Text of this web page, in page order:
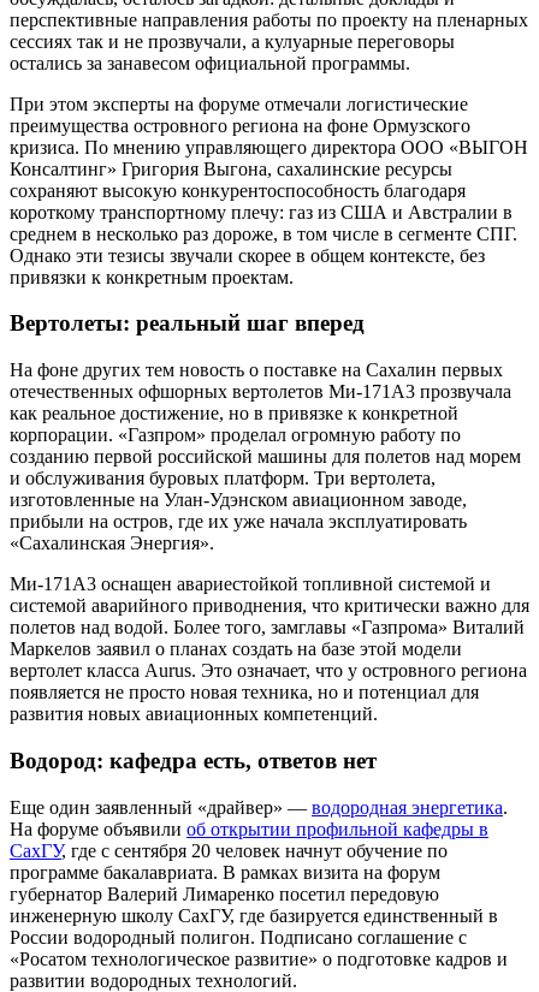
перспективные направления работы по проекту на пленарных
сессиях так и не прозвучали, а кулуарные переговоры
остались за занавесом официальной программы.
При этом эксперты на форуме отмечали логистические
преимущества островного региона на фоне Ормузского
кризиса. По мнению управляющего директора ООО «ВЫГОН
Консалтинг» Григория Выгона, сахалинские ресурсы
сохраняют высокую конкурентоспособность благодаря
короткому транспортному плечу: газ из США и Австралии в
среднем в несколько раз дороже, в том числе в сегменте СПГ.
Однако эти тезисы звучали скорее в общем контексте, без
привязки к конкретным проектам.
Вертолеты: реальный шаг вперед
На фоне других тем новость о поставке на Сахалин первых
отечественных офшорных вертолетов Ми-171А3 прозвучала
как реальное достижение, но в привязке к конкретной
корпорации. «Газпром» проделал огромную работу по
созданию первой российской машины для полетов над морем
и обслуживания буровых платформ. Три вертолета,
изготовленные на Улан-Удэнском авиационном заводе,
прибыли на остров, где их уже начала эксплуатировать
«Сахалинская Энергия».
Ми-171А3 оснащен авариестойкой топливной системой и
системой аварийного приводнения, что критически важно для
полетов над водой. Более того, замглавы «Газпрома» Виталий
Маркелов заявил о планах создать на базе этой модели
вертолет класса Aurus. Это означает, что у островного региона
появляется не просто новая техника, но и потенциал для
развития новых авиационных компетенций.
Водород: кафедра есть, ответов нет
Еще один заявленный «драйвер» — водородная энергетика.
На форуме объявили об открытии профильной кафедры в
СахГУ, где с сентября 20 человек начнут обучение по
программе бакалавриата. В рамках визита на форум
губернатор Валерий Лимаренко посетил передовую
инженерную школу СахГУ, где базируется единственный в
России водородный полигон. Подписано соглашение с
«Росатом технологическое развитие» о подготовке кадров и
развитии водородных технологий.